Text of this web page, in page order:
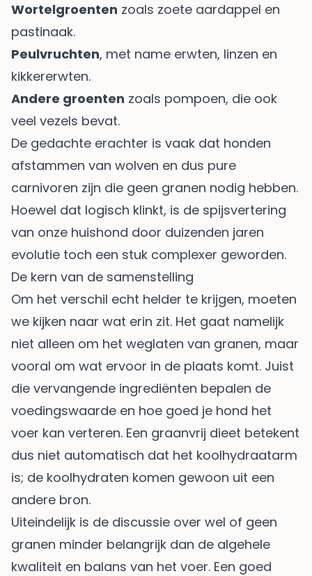
Wortelgroenten zoals zoete aardappel en
pastinaak.
Peulvruchten, met name erwten, linzen en
kikkererwten.
Andere groenten zoals pompoen, die ook
veel vezels bevat.
De gedachte erachter is vaak dat honden
afstammen van wolven en dus pure
carnivoren zijn die geen granen nodig hebben.
Hoewel dat logisch klinkt, is de spijsvertering
van onze huishond door duizenden jaren
evolutie toch een stuk complexer geworden.
De kern van de samenstelling
Om het verschil echt helder te krijgen, moeten
we kijken naar wat erin zit. Het gaat namelijk
niet alleen om het weglaten van granen, maar
vooral om wat ervoor in de plaats komt. Juist
die vervangende ingrediënten bepalen de
voedingswaarde en hoe goed je hond het
voer kan verteren. Een graanvrij dieet betekent
dus niet automatisch dat het koolhydraatarm
is; de koolhydraten komen gewoon uit een
andere bron.
Uiteindelijk is de discussie over wel of geen
granen minder belangrijk dan de algehele
kwaliteit en balans van het voer. Een goed